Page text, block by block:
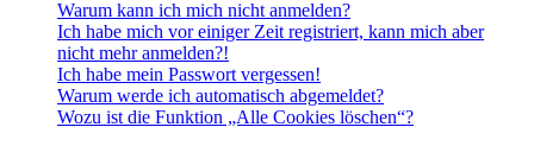
Warum kann ich mich nicht anmelden?
Ich habe mich vor einiger Zeit registriert, kann mich aber
nicht mehr anmelden?!
Ich habe mein Passwort vergessen!
Warum werde ich automatisch abgemeldet?
Wozu ist die Funktion „Alle Cookies löschen“?